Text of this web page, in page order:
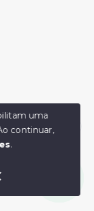
te ajudar.
- Todos os
uma
continuar,
.